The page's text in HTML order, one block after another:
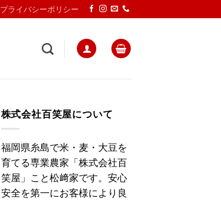
プライバシーポリシー
株式会社百笑屋について
福岡県糸島で米・麦・大豆を
育てる専業農家「株式会社百
笑屋」こと松﨑家です。安心
安全を第一にお客様により良